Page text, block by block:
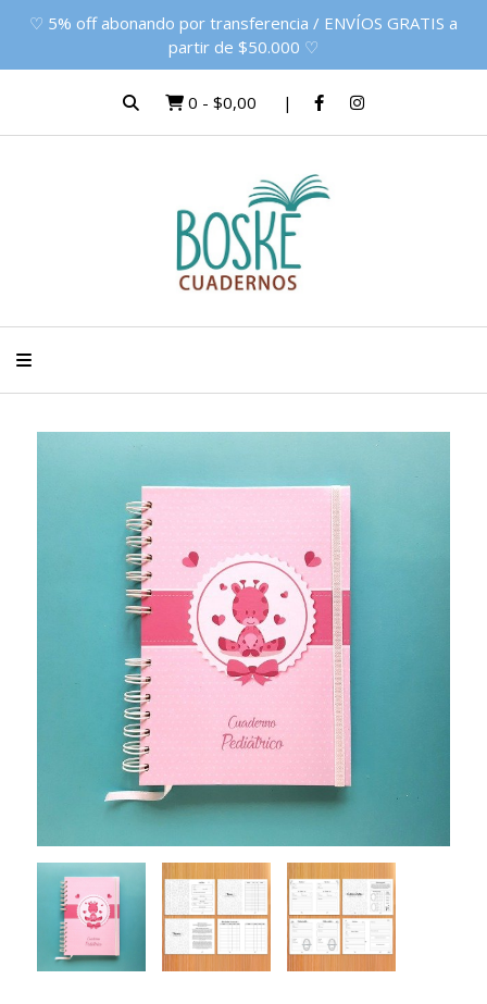
♡ 5% off abonando por transferencia / ENVÍOS GRATIS a
partir de $50.000 ♡
0 - $0,00